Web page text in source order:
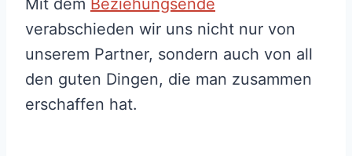
verabschieden wir uns nicht nur von
unserem Partner, sondern auch von all
den guten Dingen, die man zusammen
erschaffen hat.